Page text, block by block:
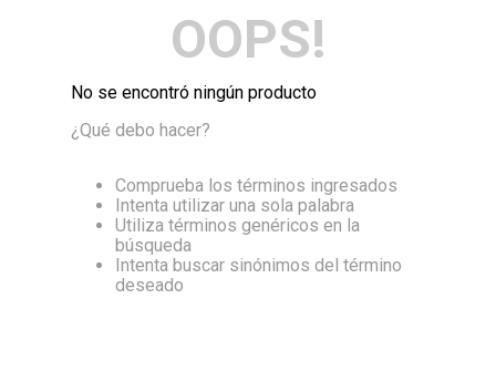
OOPS!
No se encontró ningún producto
¿Qué debo hacer?
Comprueba los términos ingresados
Intenta utilizar una sola palabra
Utiliza términos genéricos en la
búsqueda
Intenta buscar sinónimos del término
deseado